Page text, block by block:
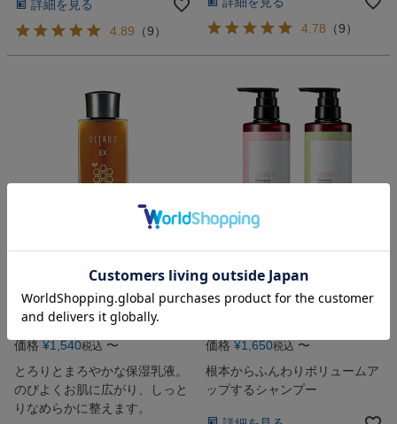
詳細を見る
4.89 （9）
4.78 （9）
お肌にまろやかに広がり、なめらかしっ
とり肌へ。
オクタードEX ミルクRH
150mL
価格 ¥1,540税込 〜
とろりとまろやかな保湿乳液。
のびよくお肌に広がり、しっと
りなめらかに整えます。
根本からふんわりボリュームアップする
シャンプー
メイコー シャンプー (全2種)
価格 ¥1,650税込 〜
根本からふんわりボリュームア
ップするシャンプー